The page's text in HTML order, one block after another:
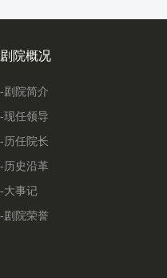
剧院概况
-剧院简介
-现任领导
-历任院长
-历史沿革
-大事记
-剧院荣誉